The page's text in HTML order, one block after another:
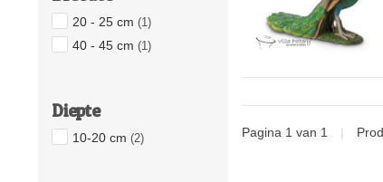
20 - 25 cm (1)
40 - 45 cm (1)
Diepte
10-20 cm (2) Pagina 1 van 1 |